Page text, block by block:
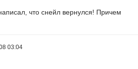
что снейл вернулся! Причем
03:04